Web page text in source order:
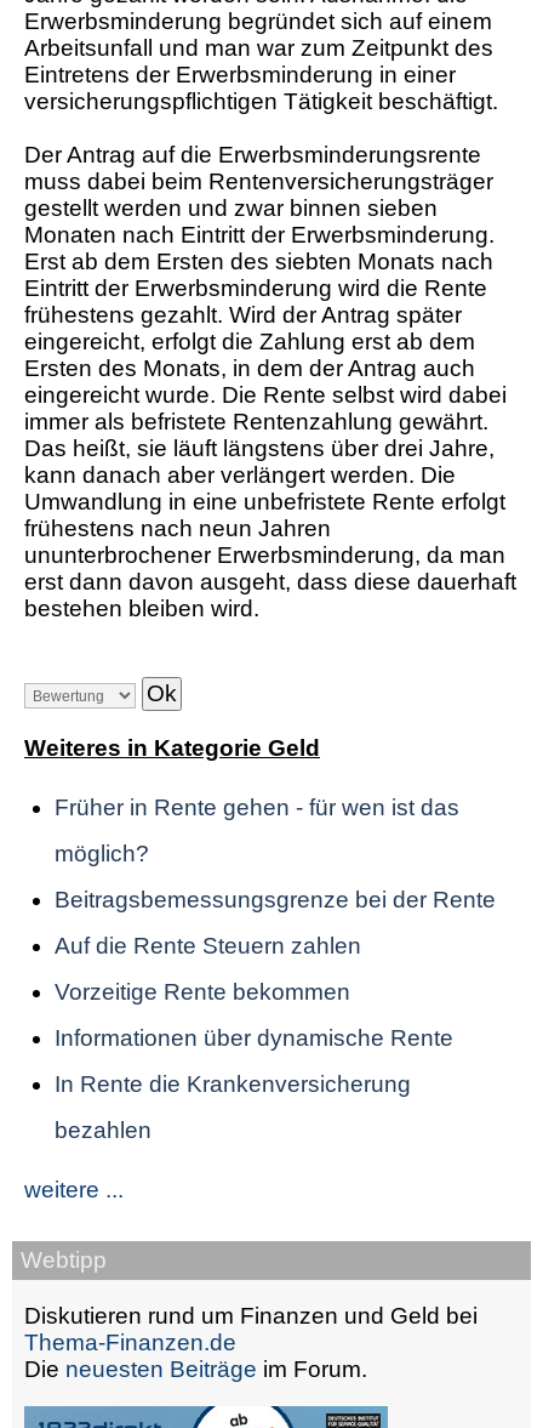
Erwerbsminderung begründet sich auf einem
Arbeitsunfall und man war zum Zeitpunkt des
Eintretens der Erwerbsminderung in einer
versicherungspflichtigen Tätigkeit beschäftigt.
Der Antrag auf die Erwerbsminderungsrente
muss dabei beim Rentenversicherungsträger
gestellt werden und zwar binnen sieben
Monaten nach Eintritt der Erwerbsminderung.
Erst ab dem Ersten des siebten Monats nach
Eintritt der Erwerbsminderung wird die Rente
frühestens gezahlt. Wird der Antrag später
eingereicht, erfolgt die Zahlung erst ab dem
Ersten des Monats, in dem der Antrag auch
eingereicht wurde. Die Rente selbst wird dabei
immer als befristete Rentenzahlung gewährt.
Das heißt, sie läuft längstens über drei Jahre,
kann danach aber verlängert werden. Die
Umwandlung in eine unbefristete Rente erfolgt
frühestens nach neun Jahren
ununterbrochener Erwerbsminderung, da man
erst dann davon ausgeht, dass diese dauerhaft
bestehen bleiben wird.
Weiteres in Kategorie Geld
Früher in Rente gehen - für wen ist das
möglich?
Beitragsbemessungsgrenze bei der Rente
Auf die Rente Steuern zahlen
Vorzeitige Rente bekommen
Informationen über dynamische Rente
In Rente die Krankenversicherung
bezahlen
weitere ...
Webtipp
Diskutieren rund um Finanzen und Geld bei
Thema-Finanzen.de
Die neuesten Beiträge im Forum.